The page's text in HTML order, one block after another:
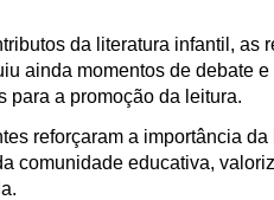
da literatura infantil, as
ainda momentos de debate
para a promoção da leitura.
reforçaram a importância
comunidade educativa,